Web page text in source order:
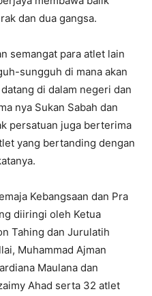
dan dua gangsa.
semangat para atlet lain
sungguh di mana akan
di dalam negeri dan
nya Sukan Sabah dan
persatuan juga berterima
yang bertanding dengan
Kebangsaan dan Pra
diiringi oleh Ketua
Tahing dan Jurulatih
Muhammad Ajman
Maulana dan
Ahad serta 32 atlet